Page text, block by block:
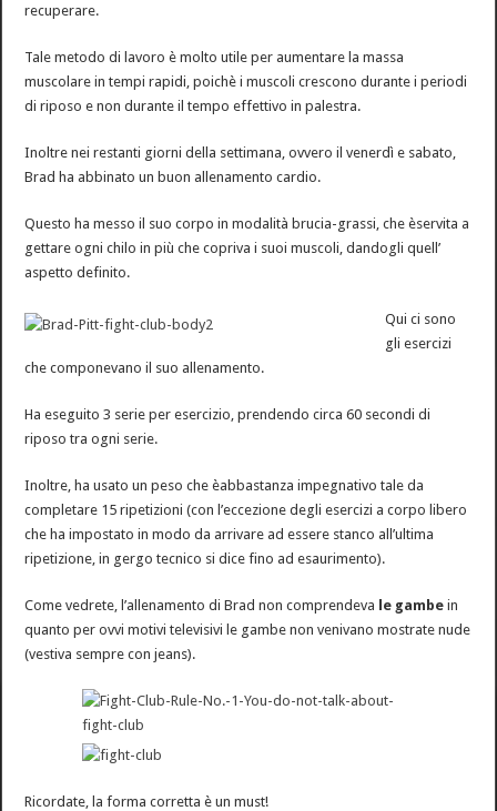
recuperare.
Tale metodo di lavoro è molto utile per aumentare la massa
muscolare in tempi rapidi, poichè i muscoli crescono durante i periodi
di riposo e non durante il tempo effettivo in palestra.
Inoltre nei restanti giorni della settimana, ovvero il venerdì e sabato,
Brad ha abbinato un buon allenamento cardio.
Questo ha messo il suo corpo in modalità brucia-grassi, che èservita a
gettare ogni chilo in più che copriva i suoi muscoli, dandogli quell’
aspetto definito.
Qui ci sono
gli esercizi
che componevano il suo allenamento.
Ha eseguito 3 serie per esercizio, prendendo circa 60 secondi di
riposo tra ogni serie.
Inoltre, ha usato un peso che èabbastanza impegnativo tale da
completare 15 ripetizioni (con l’eccezione degli esercizi a corpo libero
che ha impostato in modo da arrivare ad essere stanco all’ultima
ripetizione, in gergo tecnico si dice fino ad esaurimento).
Come vedrete, l’allenamento di Brad non comprendeva le gambe in
quanto per ovvi motivi televisivi le gambe non venivano mostrate nude
(vestiva sempre con jeans).
Ricordate, la forma corretta è un must!